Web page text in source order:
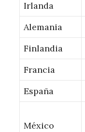
Irlanda
Alemania
Finlandia
Francia
España
México